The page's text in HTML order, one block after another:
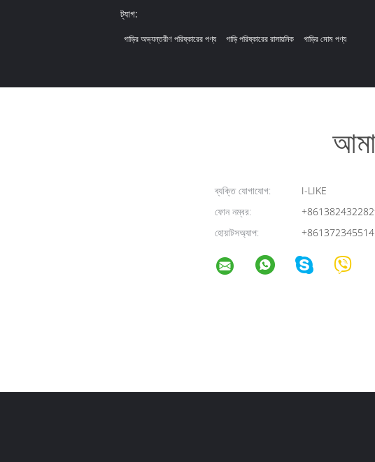
ট্যাগ:
গাড়ির অভ্যন্তরীণ পরিষ্কারের পণ্য গাড়ি পরিষ্কারের রাসায়নিক গাড়ির মোম পণ্য
ব্যক্তি যোগাযোগ:
I-LIKE
ফোন নম্বর:
হোয়াটসঅ্যাপ: